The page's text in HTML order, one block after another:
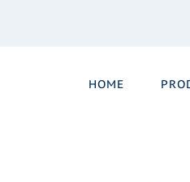
HOME